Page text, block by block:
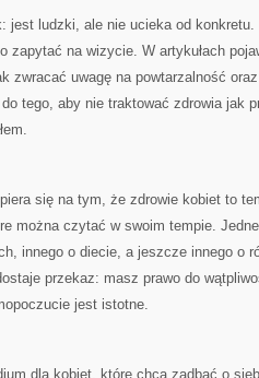
jest ludzki, ale nie ucieka od
zapytać na wizycie. W artykułach
zwracać uwagę na powtarzalność
tego, aby nie traktować zdrowia jak
się na tym, że zdrowie kobiet to
można czytać w swoim tempie.
innego o diecie, a jeszcze innego o
przekaz: masz prawo do
jest istotne.
dla kobiet, które chcą zadbać o